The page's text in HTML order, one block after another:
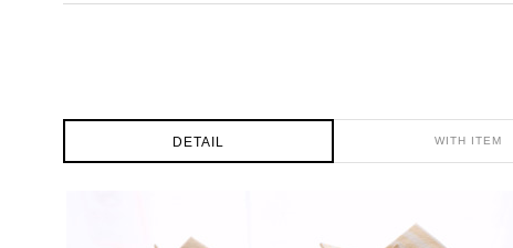
DETAIL WITH ITEM